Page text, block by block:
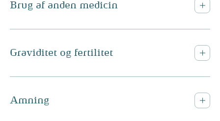
Brug af anden medicin
Graviditet og fertilitet
Amning